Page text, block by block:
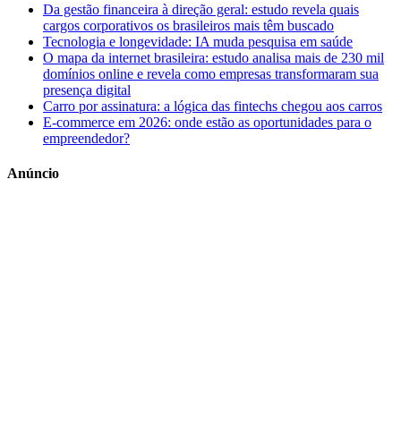
Da gestão financeira à direção geral: estudo revela quais
cargos corporativos os brasileiros mais têm buscado
Tecnologia e longevidade: IA muda pesquisa em saúde
O mapa da internet brasileira: estudo analisa mais de 230 mil
domínios online e revela como empresas transformaram sua
presença digital
Carro por assinatura: a lógica das fintechs chegou aos carros
E-commerce em 2026: onde estão as oportunidades para o
empreendedor?
Anúncio